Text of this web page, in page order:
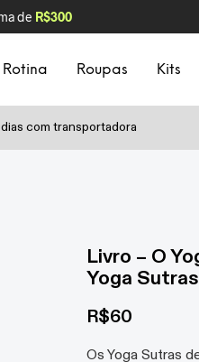
de R$300
Rotina Roupas Kits
com transportadora
Livro – O
Yoga
R$60
Os Yoga Sutras